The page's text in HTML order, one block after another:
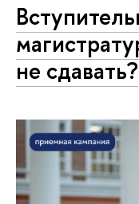
не сдавать?